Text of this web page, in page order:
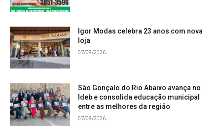
Igor Modas celebra 23 anos com nova
loja
07/08/2026
São Gonçalo do Rio Abaixo avança no
Ideb e consolida educação municipal
entre as melhores da região
07/08/2026